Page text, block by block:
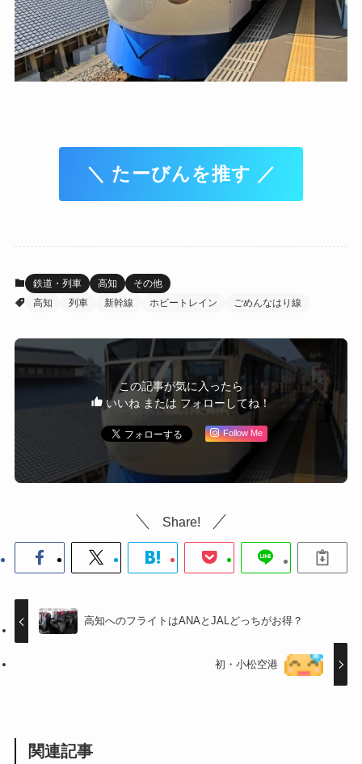
＼ たーびんを推す ／
鉄道・列車 高知
その他
高知
列車 新幹線 ホビートレイン ごめんなはり線
この記事が気に入ったら
いいね または フォローしてね！
Follow Me
Share!
高知へのフライトはANAとJALどっちがお得？
初・小松空港
関連記事